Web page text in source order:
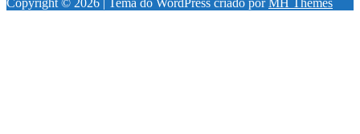
Copyright © 2026 | Tema do WordPress criado porMH Themes